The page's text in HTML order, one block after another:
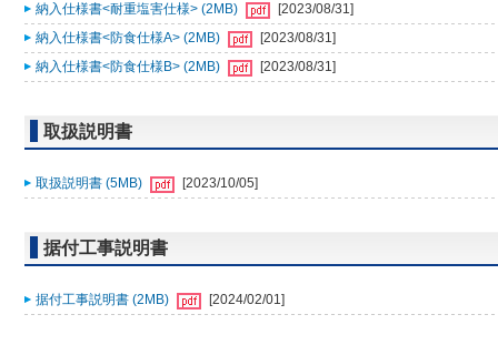
納入仕様書<耐重塩害仕様> (2MB)
[2023/08/31]
納入仕様書<防食仕様A> (2MB)
[2023/08/31]
納入仕様書<防食仕様B> (2MB)
[2023/08/31]
取扱説明書
取扱説明書 (5MB) [2023/10/05]
据付工事説明書
据付工事説明書 (2MB) [2024/02/01]